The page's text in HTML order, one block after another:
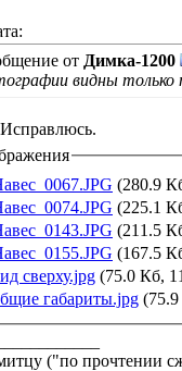
от Димка-1200
видны только
(280.9
(225.1
(211.5
(167.5
сверху.jpg (75.0 Кб,
габариты.jpg
("по прочтении